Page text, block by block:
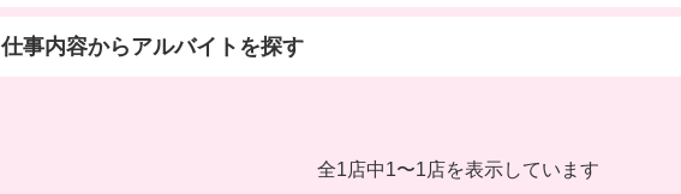
仕事内容からアルバイトを探す
全1店中1〜1店を表示しています